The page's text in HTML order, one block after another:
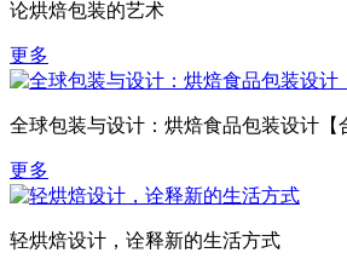
论烘焙包装的艺术
更多
全球包装与设计：烘焙食品包装设计【
更多
轻烘焙设计，诠释新的生活方式